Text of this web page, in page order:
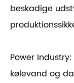
beskadige
Power
kølevand og